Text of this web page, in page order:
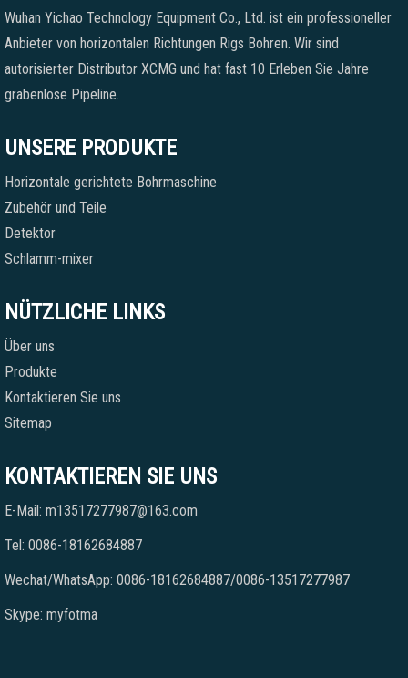
Wuhan Yichao Technology Equipment Co., Ltd. ist ein professioneller
Anbieter von horizontalen Richtungen Rigs Bohren. Wir sind
autorisierter Distributor XCMG und hat fast 10 Erleben Sie Jahre
grabenlose Pipeline.
UNSERE PRODUKTE
Horizontale gerichtete Bohrmaschine
Zubehör und Teile
Detektor
Schlamm-mixer
NÜTZLICHE LINKS
Über uns
Produkte
Kontaktieren Sie uns
Sitemap
KONTAKTIEREN SIE UNS
E-Mail: m13517277987@163.com
Tel: 0086-18162684887
Wechat/WhatsApp: 0086-18162684887/0086-13517277987
Skype: myfotma